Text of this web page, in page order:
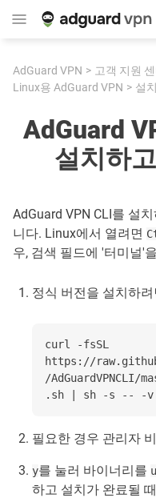
AdGuard VPN 고객 지원
Linux용 AdGuard VPN
설
AdGuard
설치하
AdGuard VPN CLI를 설
니다. Linux에서 열려면
우, 검색 필드에 '터미널'
정식 버전을 설치하
curl -fsSL
https://
/
.sh | sh -s -- -v
필요한 경우 관리자
y를 눌러 바이너리를
하고 설치가 완료될